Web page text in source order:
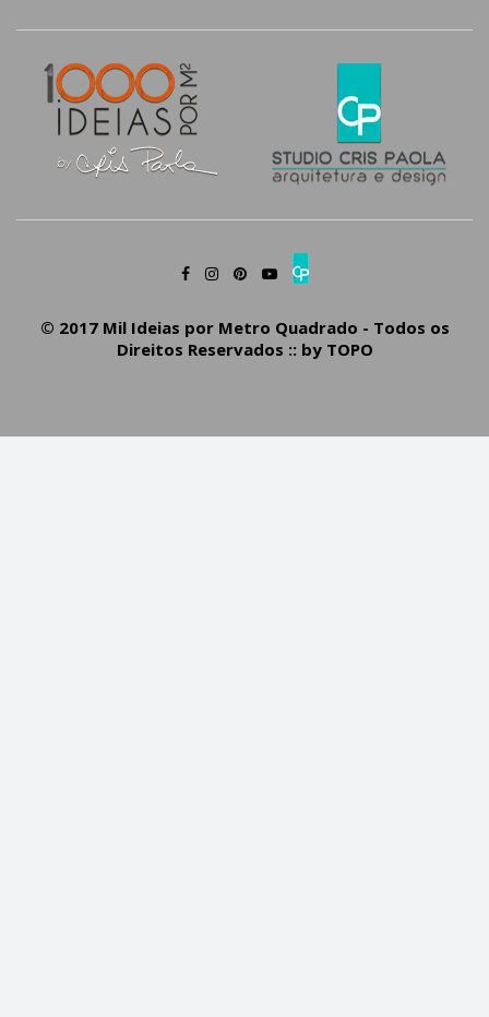
© 2017 Mil Ideias por Metro Quadrado - Todos os
Direitos Reservados :: by TOPO